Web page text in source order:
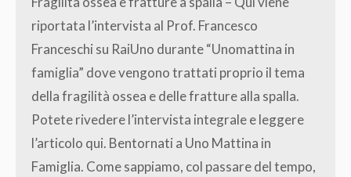
riportata l’intervista al Prof. Francesco
Franceschi su RaiUno durante “Unomattina in
famiglia” dove vengono trattati proprio il tema
della fragilità ossea e delle fratture alla spalla.
Potete rivedere l’intervista integrale e leggere
l’articolo qui. Bentornati a Uno Mattina in
Famiglia. Come sappiamo, col passare del tempo,